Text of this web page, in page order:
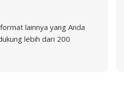
lainnya yang Anda
lebih dari 200